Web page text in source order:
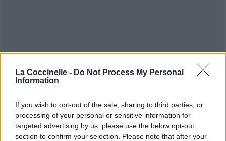
La Coccinelle - Do Not Process My Personal
Information
If you wish to opt-out of the sale, sharing to third parties, or
processing of your personal or sensitive information for
targeted advertising by us, please use the below opt-out
section to confirm your selection. Please note that after your
2017 à 7h08.
Chanteurs : Orden Ogan
Albums : Gunmen